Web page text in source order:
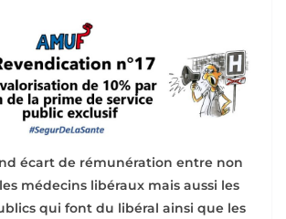
écart de rémunération entre non
médecins libéraux mais aussi les
qui font du libéral ainsi que les